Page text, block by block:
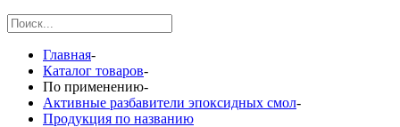
Главная-
Каталог товаров-
По применению-
Активные разбавители эпоксидных смол-
Продукция по названию